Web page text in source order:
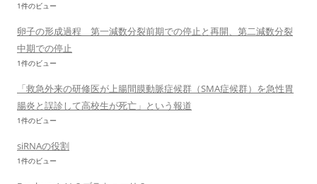
1件のビュー
卵子の形成過程 第一減数分裂前期での停止と再開、第二減数分裂
中期での停止
1件のビュー
「救急外来の研修医が上腸間膜動脈症候群（SMA症候群）を急性胃
腸炎と誤診して高校生が死亡」という報道
1件のビュー
siRNAの役割
1件のビュー